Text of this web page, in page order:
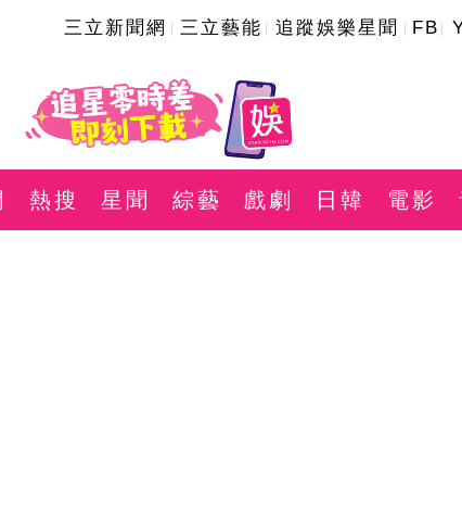
三立新聞網 三立藝能 追蹤娛樂星聞 FB
熱搜 星聞 綜藝 戲劇 日韓 電影